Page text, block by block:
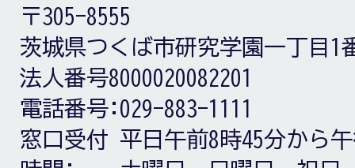
〒305-8555
茨城県つくば市研究学園一丁目1
法人番号8000020082201
電話番号: 029-883-1111
窓口受付 平日午前8時45分から